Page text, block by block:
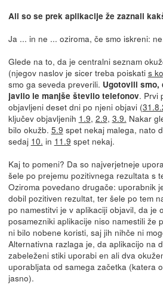
Ali so se prek aplikacije že zaznali
Ja ... in ne ... oziroma, če smo iskreni:
Glede na to, da je centralni seznam
(njegov naslov je sicer treba poiskati s
smo ga seveda preverili. Ugotovili smo,
javilo le manjše število telefonov. Prvi
objavljeni deset dni po njeni objavi (
ključev objavljenih 1.9, 2.9, 3.9. Nakar
bilo okužb. 5.9 spet nekaj malega, nato
sedaj 10. in 11.9 spet nekaj.
Kaj to pomeni? Da so najverjetneje
šele po prejemu pozitivnega rezultata s
Oziroma povedano drugače: uporabnik
dobil pozitiven rezultat, ter šele po tem
po namestitvi je v aplikaciji objavil, da je
posamezniki aplikacije niso namestili že
ni bilo nobene koristi, saj jih nihče ni
Alternativna razlaga je, da aplikacijo na
zabeleženi stiki uporabi en ali dva
uporabljata od samega začetka (katera
jasno).